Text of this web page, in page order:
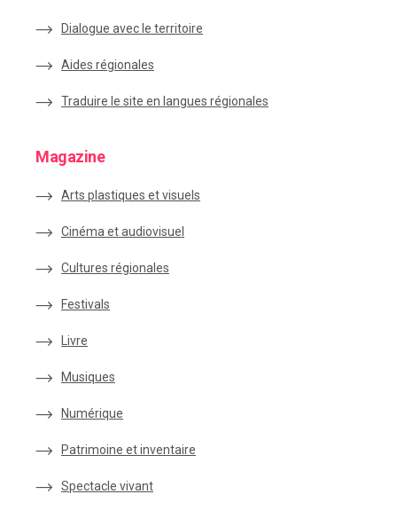
Dialogue avec le territoire
Aides régionales
Traduire le site en langues régionales
Magazine
Arts plastiques et visuels
Cinéma et audiovisuel
Cultures régionales
Festivals
Livre
Musiques
Numérique
Patrimoine et inventaire
Spectacle vivant